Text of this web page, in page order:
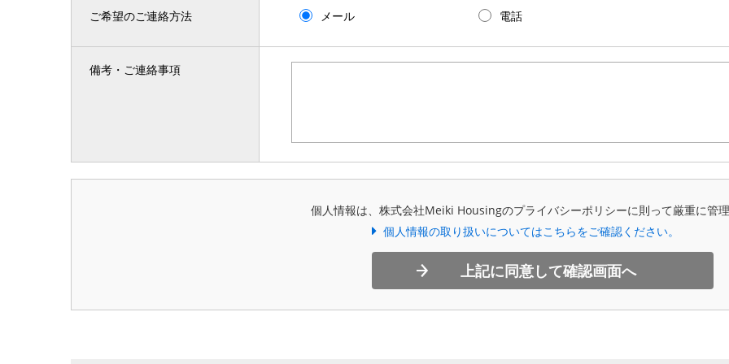
ご希望のご連絡方法 メール 電話
備考・ご連絡事項
個人情報は、株式会社Meiki Housingのプライバシーポリシーに則って厳重に管理
個人情報の取り扱いについてはこちらをご確認ください。
上記に同意して確認画面へ